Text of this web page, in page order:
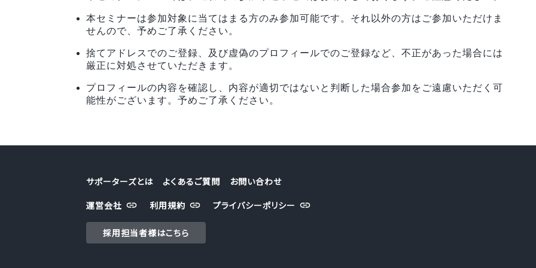
本セミナーは参加対象に当てはまる方のみ参加可能です。それ以外の方はご参加いただけま
せんので、予めご了承ください。
捨てアドレスでのご登録、及び虚偽のプロフィールでのご登録など、不正があった場合には
厳正に対処させていただきます。
プロフィールの内容を確認し、内容が適切ではないと判断した場合参加をご遠慮いただく可
能性がございます。予めご了承ください。
サポーターズとは よくあるご質問
お問い合わせ
運営会社
利用規約 プライバシーポリシー
採用担当者様はこちら